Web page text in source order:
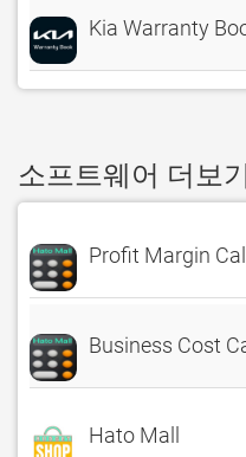
Kia Warranty
소프트웨어 더보
Profit Margin
Business Cost
Hato Mall